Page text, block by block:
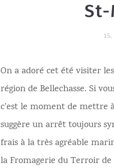
On a adoré cet été visiter
région de Bellechasse. Si
c’est le moment de mettre
suggère un arrêt toujours
frais à la très agréable
la Fromagerie du Terroir de